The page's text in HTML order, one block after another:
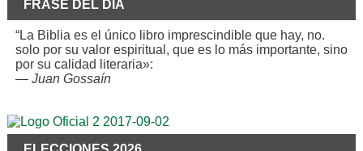
FRASE DEL DÍA
“La Biblia es el único libro imprescindible que hay, no.
solo por su valor espiritual, que es lo más importante, sino
por su calidad literaria»:
— Juan Gossaín